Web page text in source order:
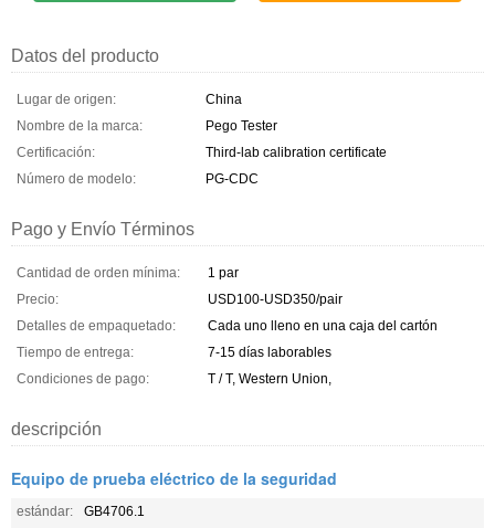
Datos del producto
Lugar de origen:
China
Nombre de la marca:
Pego Tester
Certificación:
Third-lab calibration certificate
Número de modelo:
PG-CDC
Pago y Envío Términos
Cantidad de orden mínima:
1 par
Precio:
USD100-USD350/pair
Detalles de empaquetado:
Cada uno lleno en una caja del cartón
Tiempo de entrega:
7-15 días laborables
Condiciones de pago:
T / T, Western Union,
descripción
Equipo de prueba eléctrico de la seguridad
estándar:
GB4706.1